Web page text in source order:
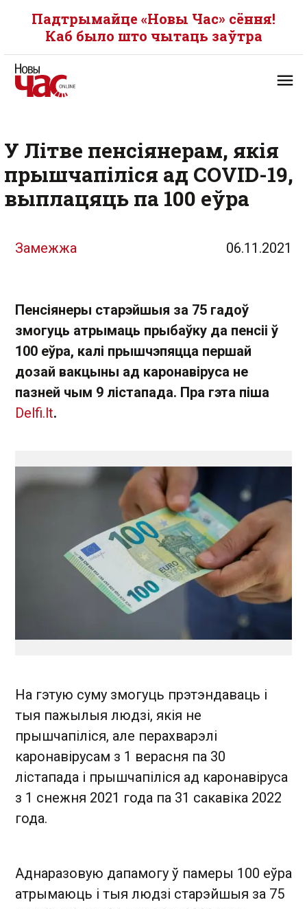
Падтрымайце «Новы Час» сёння!
Каб было што чытаць заўтра
У Літве пенсіянерам, якія
прышчапіліся ад COVID-19,
выплацяць па 100 еўра
Замежжа 06.11.2021
Пенсіянеры старэйшыя за 75 гадоў
змогуць атрымаць прыбаўку да пенсіі ў
100 еўра, калі прышчэпяцца першай
дозай вакцыны ад каронавіруса не
пазней чым 9 лістапада. Пра гэта піша
Delfi.lt.
На гэтую суму змогуць прэтэндаваць і
тыя пажылыя людзі, якія не
прышчапіліся, але перахварэлі
каронавірусам з 1 верасня па 30
лістапада і прышчапіліся ад каронавіруса
з 1 снежня 2021 года па 31 сакавіка 2022
года.
Аднаразовую дапамогу ў памеры 100 еўра
атрымаюць і тыя людзі старэйшыя за 75